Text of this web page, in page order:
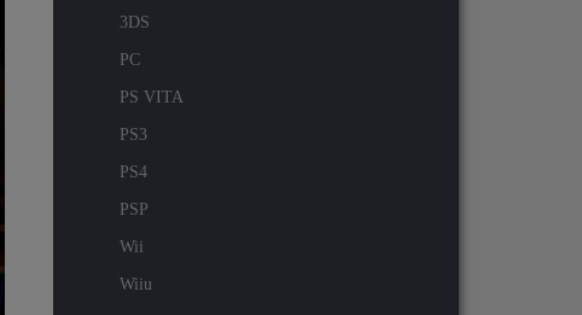
3DS
PC
PS VITA
PS3
PS4
PSP
Wii
Wiiu